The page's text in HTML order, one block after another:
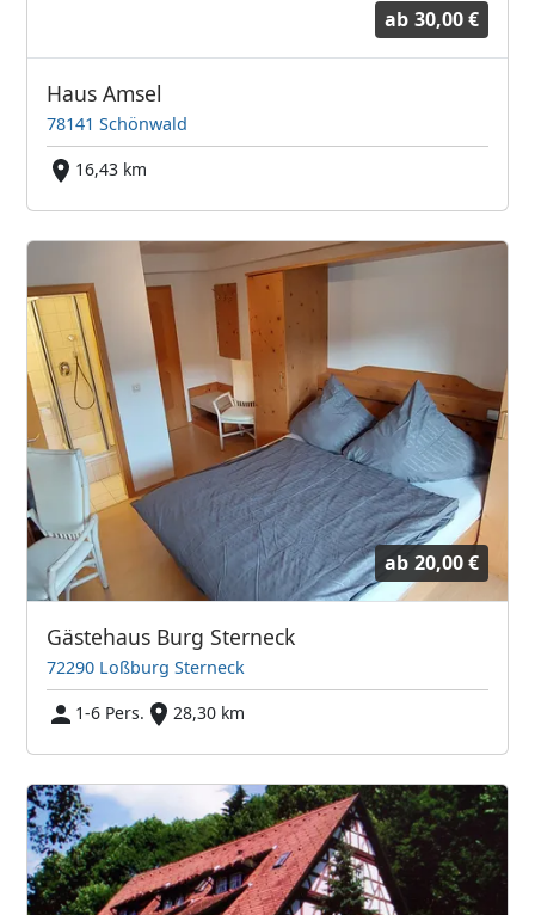
ab 30,00 €
Haus Amsel
78141 Schönwald
16,43 km
ab 20,00 €
Gästehaus Burg Sterneck
72290 Loßburg Sterneck
1-6 Pers.
28,30 km